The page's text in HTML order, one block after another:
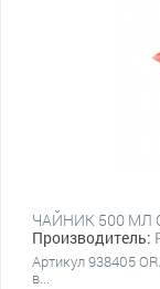
ЧАЙНИК 500
Производитель:
Артикул 938405
в...